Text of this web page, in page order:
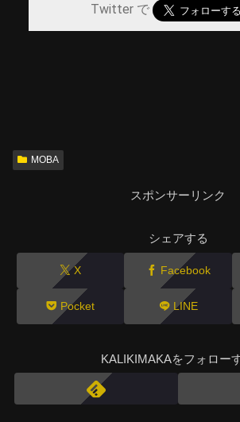
Twitter で
MOBA
スポンサーリンク
シェアする
X Facebook
Pocket LINE
KALIKIMAKAをフォロー